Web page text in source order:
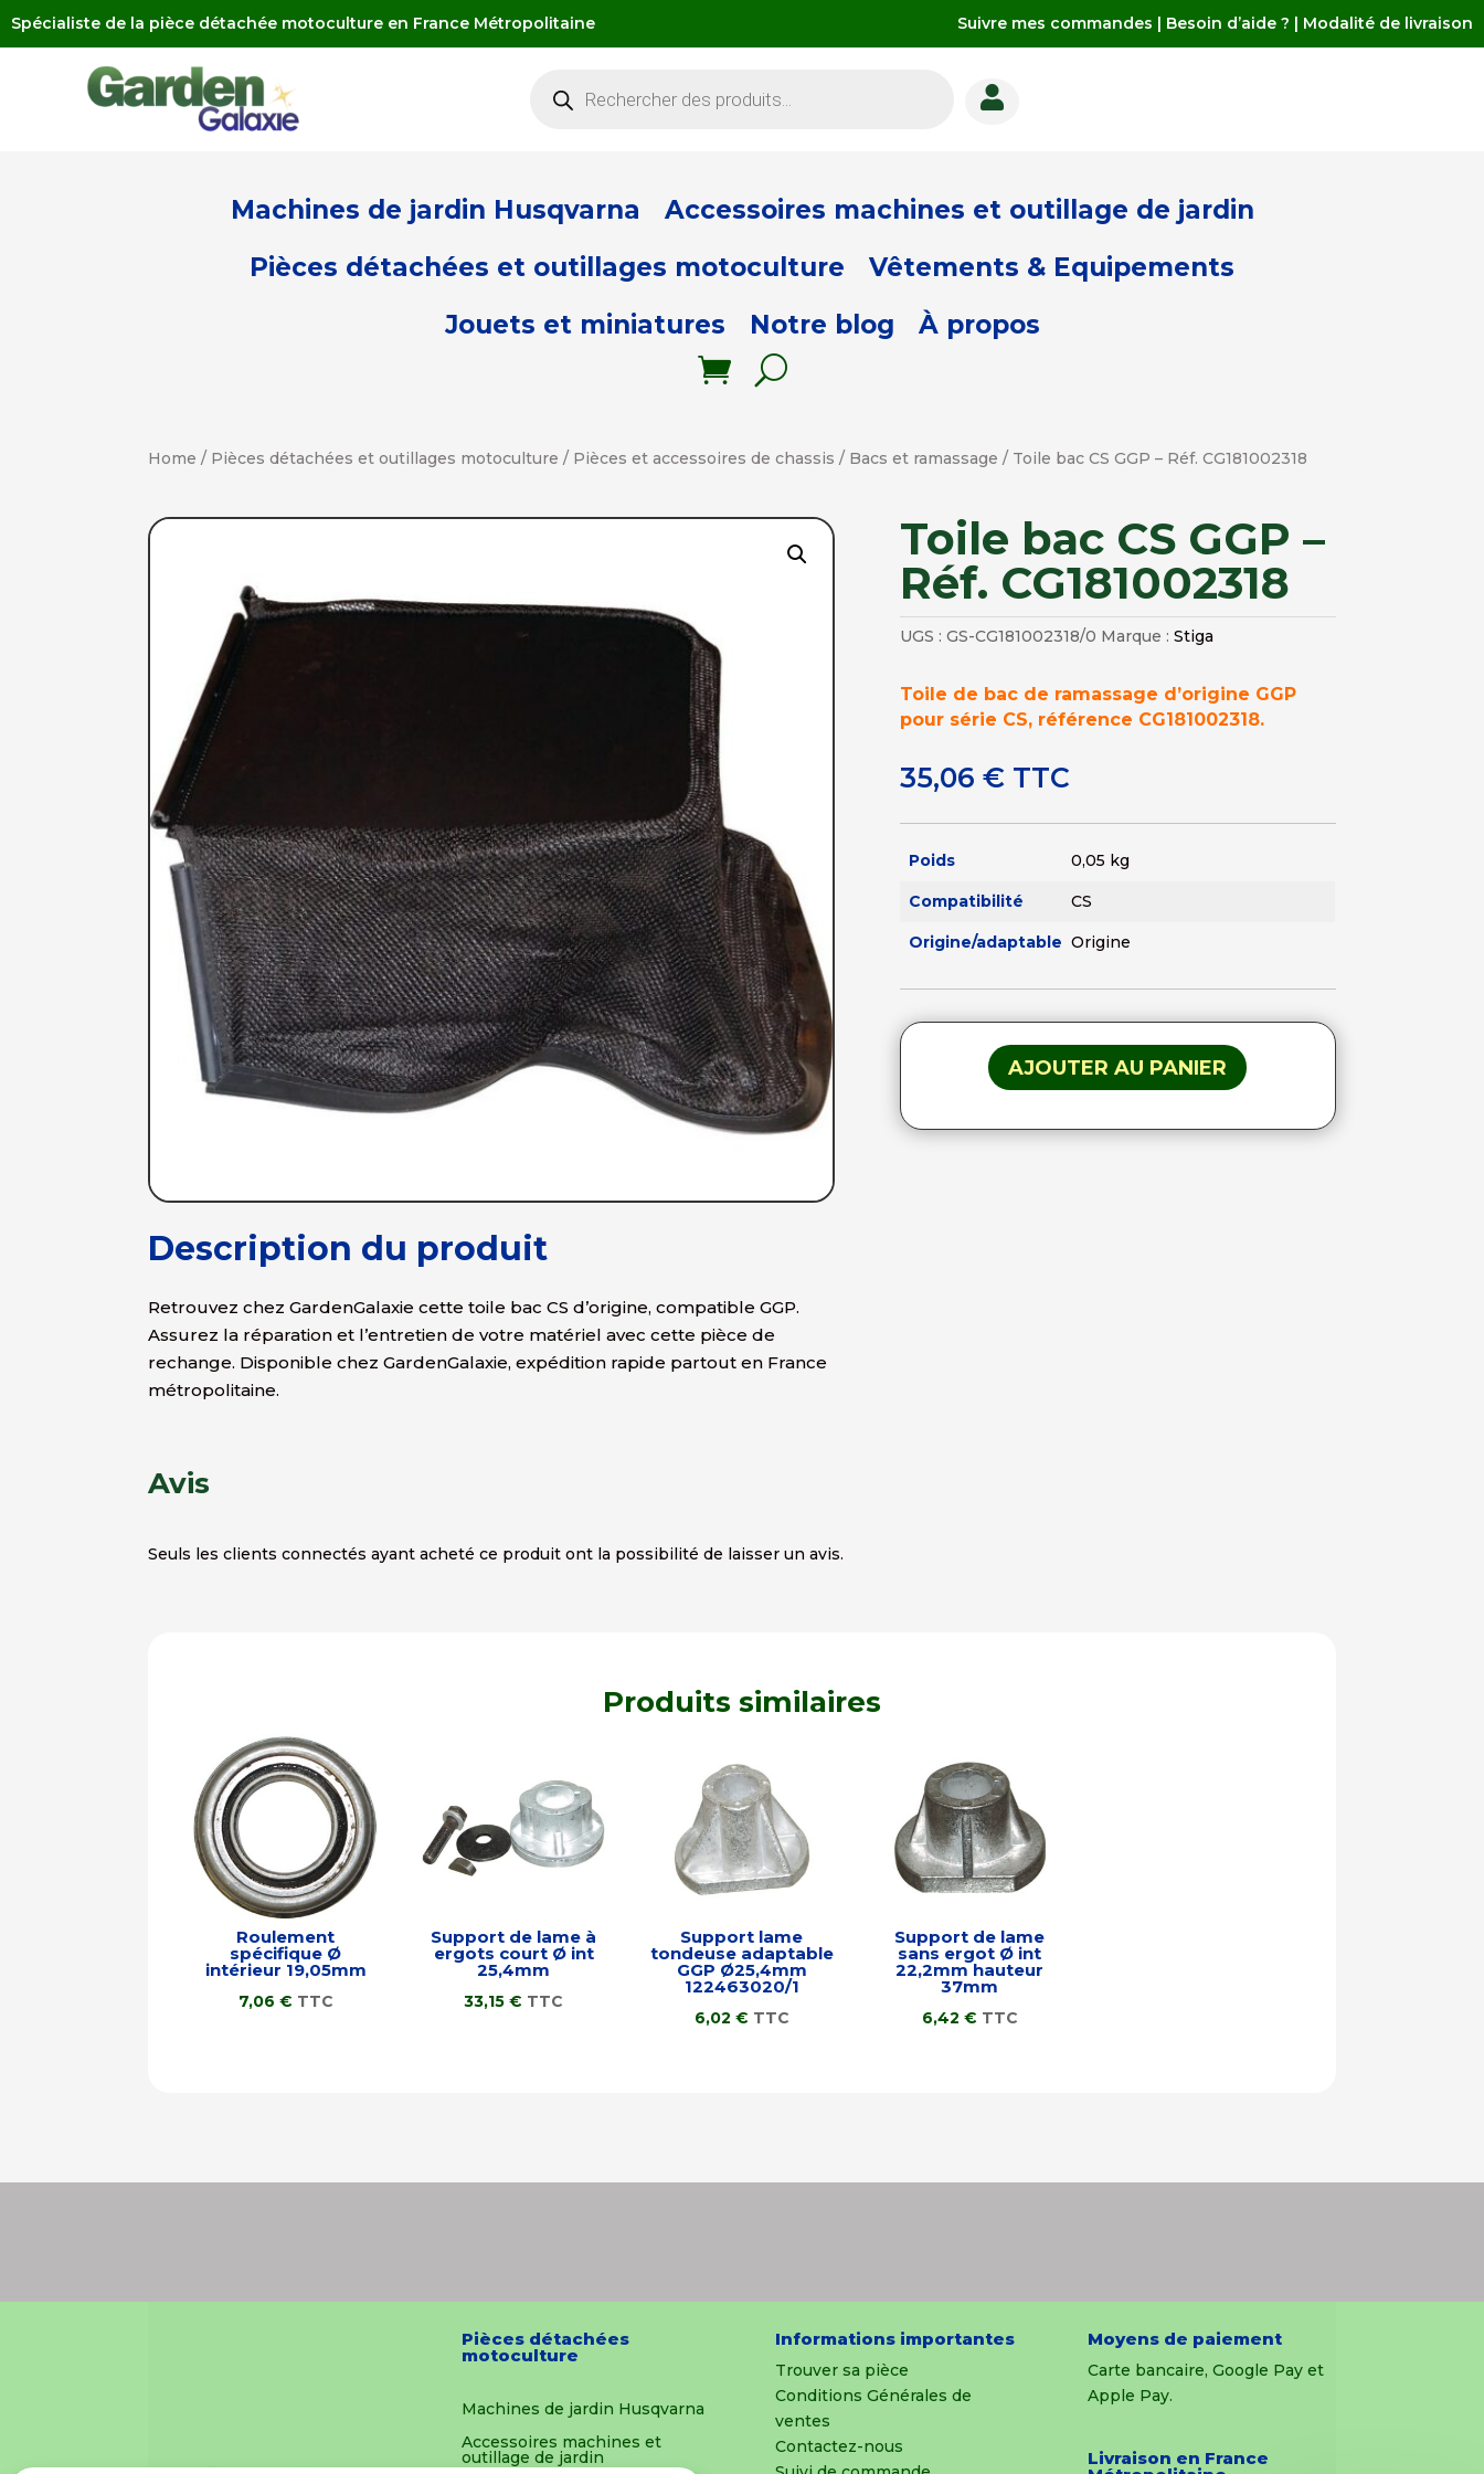
Spécialiste de la pièce détachée motoculture en France Métropolitaine Suivre mes commandes | Besoin d’aide ? | Modalité de livraison
produits 
Machines de jardin Husqvarna
Accessoires machines et outillage de jardin
Pièces détachées et outillages motoculture
Vêtements & Equipements
Jouets et miniatures
Notre blog À propos
Home / Pièces détachées et outillages motoculture / Pièces et accessoires de chassis / Bacs et ramassage / Toile bac CS GGP – Réf. CG181002318
Description du produit
Retrouvez chez GardenGalaxie cette toile bac CS d’origine, compatible GGP.
Assurez la réparation et l’entretien de votre matériel avec cette pièce de
rechange. Disponible chez GardenGalaxie, expédition rapide partout en France
métropolitaine.
Toile bac CS GGP –
Réf. CG181002318
UGS : GS-CG181002318/0 Marque : Stiga
Toile de bac de ramassage d’origine GGP
pour série CS, référence CG181002318.
35,06 € TTC
Poids 0,05 kg
Compatibilité CS
Origine/adaptable Origine
AJOUTER AU PANIER
Avis
Seuls les clients connectés ayant acheté ce produit ont la possibilité de laisser un avis.
Produits similaires
Roulement
spécifique Ø
intérieur 19,05mm
7,06 € TTC
Support de lame à
ergots court Ø int
25,4mm
33,15€ TTC
Support lame
tondeuse adaptable
GGP Ø25,4mm
122463020/1
6,02 € TTC
Support de lame
sans ergot Ø int
22,2mm hauteur
37mm
6,42 € TTC
Pièces détachées
motoculture
Machines de jardin Husqvarna
Accessoires machines et
outillage de jardin
Informations importantes
Trouver sa pièce
Conditions Générales de
ventes
Contactez-nous
Moyens de paiement
Carte bancaire, Google Pay et
Apple Pay.
Livraison en France